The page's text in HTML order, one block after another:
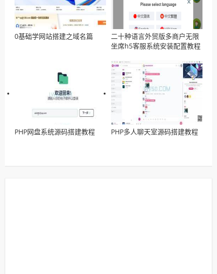
0基础学网站搭建之域名篇
二十种语言外贸版多商户无限
坐席h5客服系统安装配置教程
PHP网盘系统源码搭建教程 PHP多人聊天室源码搭建教程